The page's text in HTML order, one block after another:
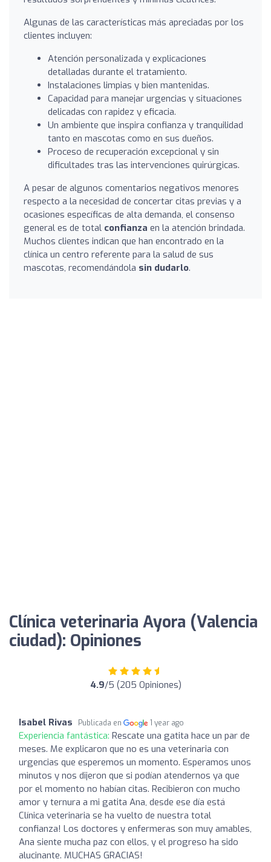
Algunas de las características más apreciadas por los
clientes incluyen:
Atención personalizada y explicaciones
detalladas durante el tratamiento.
Instalaciones limpias y bien mantenidas.
Capacidad para manejar urgencias y situaciones
delicadas con rapidez y eficacia.
Un ambiente que inspira confianza y tranquilidad
tanto en mascotas como en sus dueños.
Proceso de recuperación excepcional y sin
dificultades tras las intervenciones quirúrgicas.
A pesar de algunos comentarios negativos menores
respecto a la necesidad de concertar citas previas y a
ocasiones específicas de alta demanda, el consenso
general es de total confianza en la atención brindada.
Muchos clientes indican que han encontrado en la
clínica un centro referente para la salud de sus
mascotas, recomendándola sin dudarlo.
Clínica veterinaria Ayora (Valencia
ciudad): Opiniones
4.9/5 (205 Opiniones)
Isabel Rivas Publicada en 1 year ago
Experiencia fantástica: Rescate una gatita hace un par de
meses. Me explicaron que no es una veterinaria con
urgencias que esperemos un momento. Esperamos unos
minutos y nos dijeron que si podían atendernos ya que
por el momento no habían citas. Recibieron con mucho
amor y ternura a mi gatita Ana, desde ese día está
Clínica veterinaria se ha vuelto de nuestra total
confianza! Los doctores y enfermeras son muy amables,
Ana siente mucha paz con ellos, y el progreso ha sido
alucinante. MUCHAS GRACIAS!